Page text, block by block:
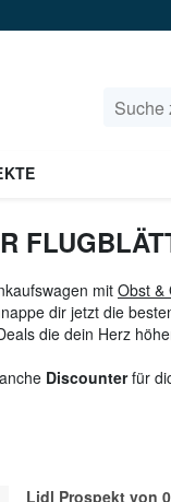
mit Obst &
dir jetzt die
die dein Herz
Discounterfür
Lidl Prospekt von